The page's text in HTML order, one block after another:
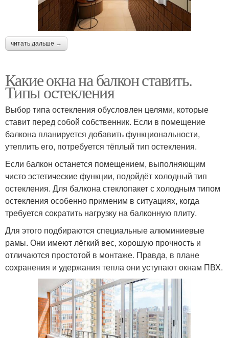
читать дальше →
Какие окна на балкон ставить.
Типы остекления
Выбор типа остекления обусловлен целями, которые
ставит перед собой собственник. Если в помещение
балкона планируется добавить функциональности,
утеплить его, потребуется тёплый тип остекления.
Если балкон останется помещением, выполняющим
чисто эстетические функции, подойдёт холодный тип
остекления. Для балкона стеклопакет с холодным типом
остекления особенно применим в ситуациях, когда
требуется сократить нагрузку на балконную плиту.
Для этого подбираются специальные алюминиевые
рамы. Они имеют лёгкий вес, хорошую прочность и
отличаются простотой в монтаже. Правда, в плане
сохранения и удержания тепла они уступают окнам ПВХ.